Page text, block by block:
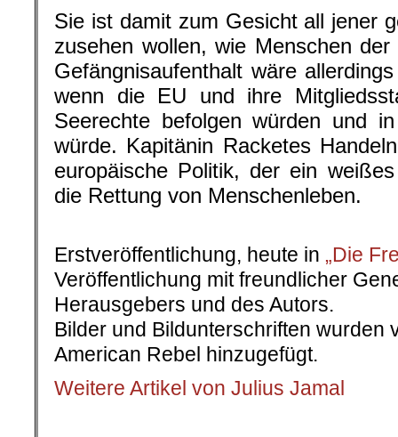
Sie ist damit zum Gesicht all jener
zusehen wollen, wie Menschen
Gefängnisaufenthalt wäre
wenn die EU und ihre
Seerechte befolgen würden und
würde. Kapitänin Racketes
europäische Politik, der ein
die Rettung von Menschenleben.
Erstveröffentlichung, heute in „Die
Veröffentlichung mit freundlicher
Herausgebers und des Autors.
Bilder und Bildunterschriften wurden
American Rebel hinzugefügt.
Weitere Artikel von Julius Jamal